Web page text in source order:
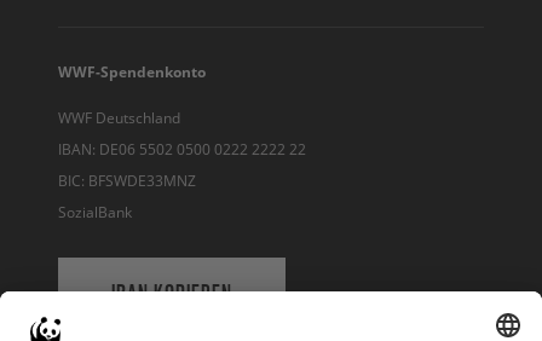
WWF-Spendenkonto
WWF Deutschland
IBAN: DE06 5502 0500 0222 2222 22
BIC: BFSWDE33MNZ
SozialBank
IBAN KOPIEREN